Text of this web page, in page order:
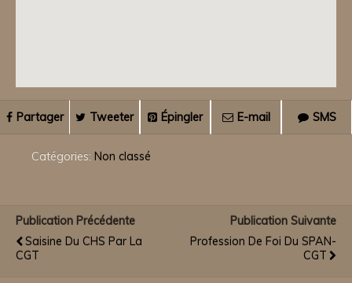
Partager Tweeter Épingler E-mail SMS
Catégories: Non classé
Publication Précédente
Saisine Du CHS Par La
CGT
Publication Suivante
Profession De Foi Du SPAN-
CGT